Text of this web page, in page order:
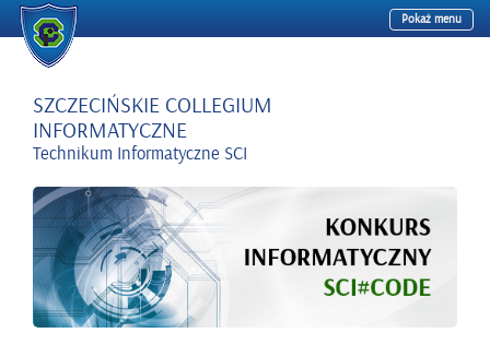
Pokaż menu
SZCZECIŃSKIE COLLEGIUM
INFORMATYCZNE
Technikum Informatyczne SCI